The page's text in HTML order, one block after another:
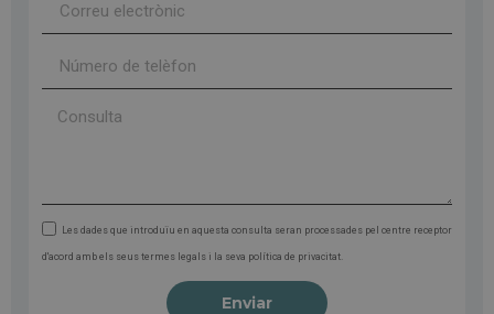
Les dades que introduïu en aquesta consulta seran processades pel centre receptor
d'acord amb els seus termes legals i la seva política de privacitat.
Enviar